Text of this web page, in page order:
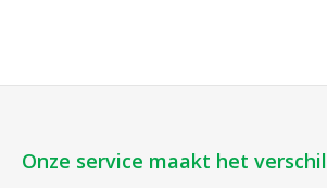
Onze service maakt het verschil